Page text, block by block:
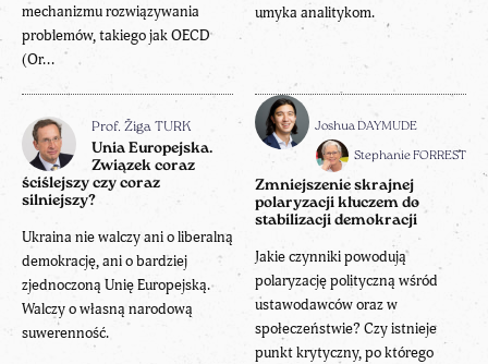
mechanizmu rozwiązywania
problemów, takiego jak OECD
(Or...
umyka analitykom.
Prof. Žiga TURK
Unia Europejska.
Związek coraz
ściślejszy czy coraz
silniejszy?
Ukraina nie walczy ani o liberalną
demokrację, ani o bardziej
zjednoczoną Unię Europejską.
Walczy o własną narodową
suwerenność.
Joshua DAYMUDE
Stephanie FORREST
Zmniejszenie skrajnej
polaryzacji kluczem do
stabilizacji demokracji
Jakie czynniki powodują
polaryzację polityczną wśród
ustawodawców oraz w
społeczeństwie? Czy istnieje
punkt krytyczny, po którego